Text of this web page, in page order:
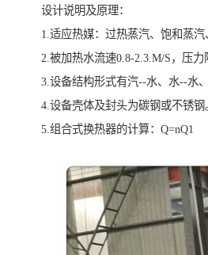
设计说明及原理：
1.适应热媒：过热蒸汽、饱和蒸汽
2.被加热水流速0.8-2.3.M/S，压力
3.设备结构形式有汽--水、水--水
4.设备壳体及封头为碳钢或不锈钢
5.组合式换热器的计算：Q=nQ1